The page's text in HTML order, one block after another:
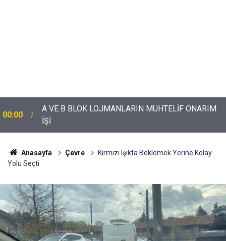
00:00
A VE B BLOK LOJMANLARIN MUHTELİF ONARIM
İŞİ
Anasayfa Çevre
Kırmızı Işıkta Beklemek Yerine Kolay
Yolu Seçti